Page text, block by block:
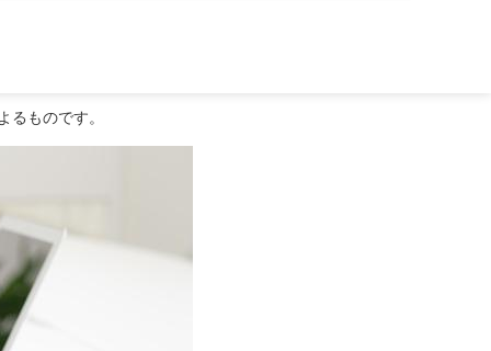
ものです。